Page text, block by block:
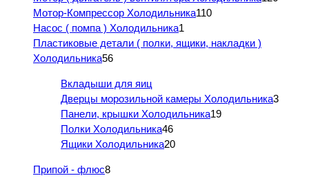
Мотор-Компрессор Холодильника110
Насос ( помпа ) Холодильника1
Пластиковые детали ( полки, ящики, накладки )
Холодильника56
Вкладыши для яиц
Дверцы морозильной камеры Холодильника3
Панели, крышки Холодильника19
Полки Холодильника46
Ящики Холодильника20
Припой - флюс8